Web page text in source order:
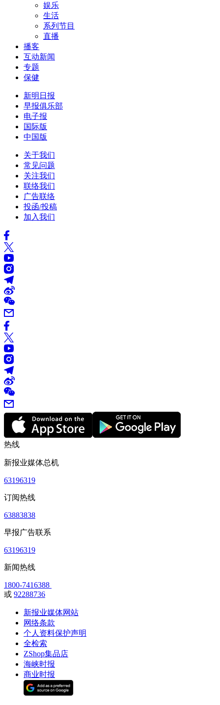
娱乐
生活
系列节目
直播
播客
互动新闻
专题
保健
新明日报
早报俱乐部
电子报
国际版
中国版
关于我们
常见问题
关注我们
联络我们
广告联络
投函/投稿
加入我们
热线
新报业媒体总机
63196319
订阅热线
63883838
早报广告联系
63196319
新闻热线
1800-7416388
或 92288736
新报业媒体网站
网络条款
个人资料保护声明
全检索
ZShop集品店
海峡时报
商业时报